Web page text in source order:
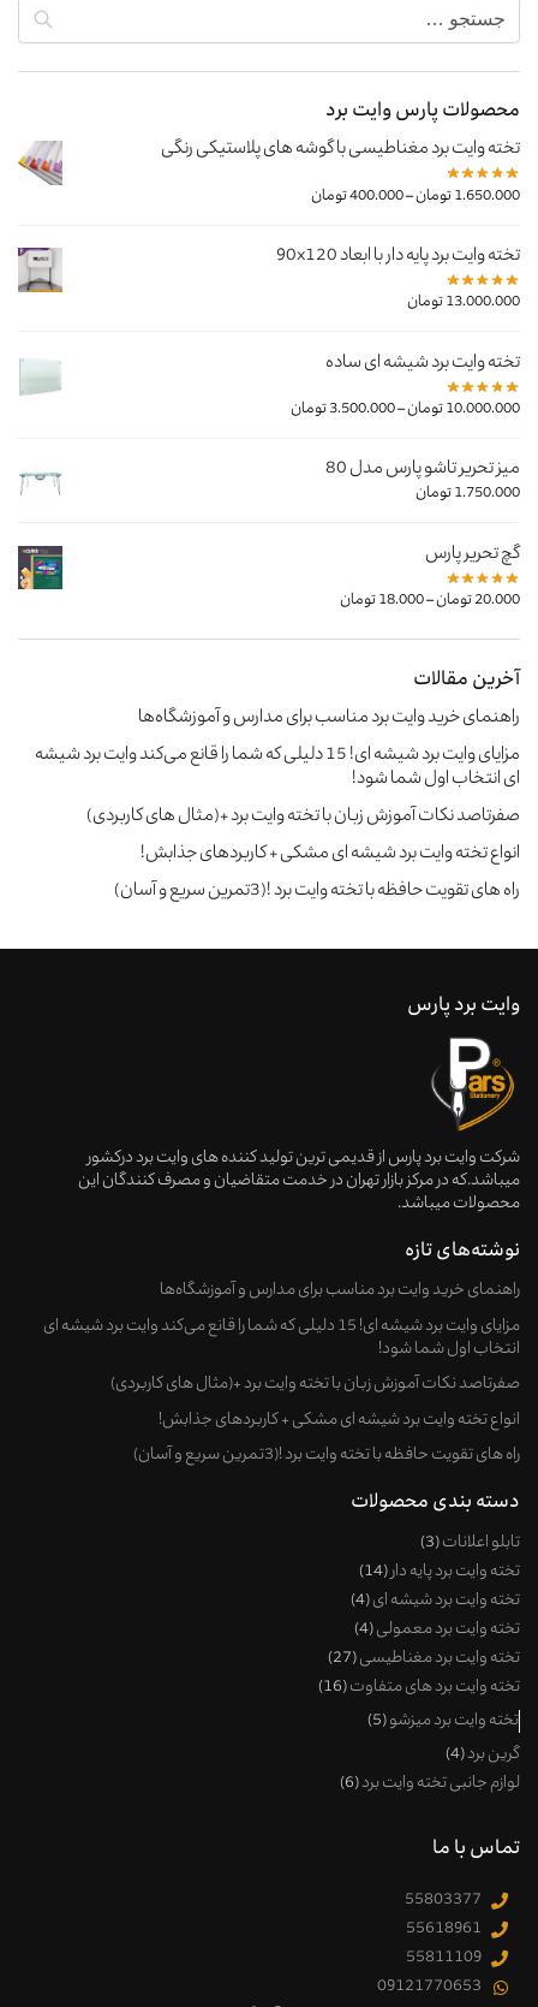
محصولات پارس وایت برد
تخته وایت برد مغناطیسی با گوشه های پلاستیکی رنگی
1.650.000تومان–
400.000تومان
تخته وایت برد پایه دار با ابعاد 90x120
13.000.000تومان
تخته وایت برد شیشه ای ساده
10.000.000تومان–
3.500.000تومان
میز تحریر تاشو پارس مدل 80
1.750.000تومان
گچ تحریر پارس
20.000تومان–
18.000تومان
آخرین مقالات
راهنمای خرید وایت‌ برد مناسب برای مدارس و آموزشگاه‌ها
مزایای وایت برد شیشه ای! 15 دلیلی که شما را قانع می‌کند وایت برد شیشه
ای انتخاب اول شما شود!
صفرتاصد نکات آموزش زبان با تخته وایت برد +(مثال های کاربردی)
انواع تخته وایت برد شیشه ای مشکی + کاربردهای جذابش!
راه های تقویت حافظه با تخته وایت برد !(3تمرین سریع و آسان)
وایت برد پارس
شرکت وایت برد پارس از قدیمی ترین تولید کننده های وایت برد درکشور
میباشد.که در مرکز بازار تهران در خدمت متقاضیان و مصرف کنندگان این
محصولات میباشد.
نوشته‌های تازه
راهنمای خرید وایت‌ برد مناسب برای مدارس و آموزشگاه‌ها
مزایای وایت برد شیشه ای! 15 دلیلی که شما را قانع می‌کند وایت برد شیشه ای
انتخاب اول شما شود!
صفرتاصد نکات آموزش زبان با تخته وایت برد +(مثال های کاربردی)
انواع تخته وایت برد شیشه ای مشکی + کاربردهای جذابش!
راه های تقویت حافظه با تخته وایت برد !(3تمرین سریع و آسان)
دسته بندی محصولات
تابلو اعلانات 3
تخته وایت برد پایه دار 14
تخته وایت برد شیشه ای 4
تخته وایت برد معمولی 4
تخته وایت برد مغناطیسی 27
تخته وایت برد های متفاوت 16
تخته وایت برد میزشو 5
گرین برد 4
لوازم جانبی تخته وایت برد 6
تماس با ما
55803377
55618961
55811109
09121770653